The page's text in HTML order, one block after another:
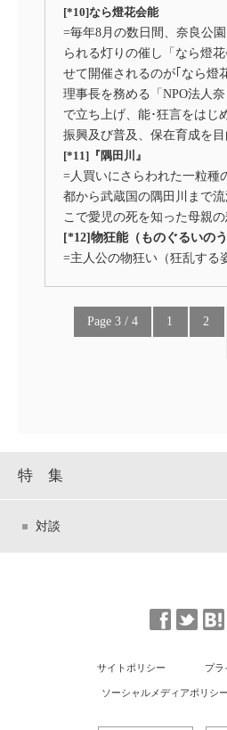
[*10]なら燈花会能
=毎年8月の数日間、奈良公
られる灯りの催し「なら燈
せて開催されるのが｢なら燈
理事長を務める「NPO法人
で立ち上げ、能･狂言をはじ
振興及び普及、保在育成を目
[*11]『隅田川』
=人買いにさらわれた一粒種
都から武蔵国の隅田川まで
こで愛児の死を知った母親の
[*12]物狂能（ものぐるいのう
=主人公の物狂い（狂乱する
Page 3 / 4 1
2
特 集
対談
サイトポリシー プラ
ソーシャルメディアポリシー